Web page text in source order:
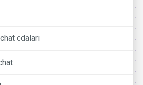
odalari